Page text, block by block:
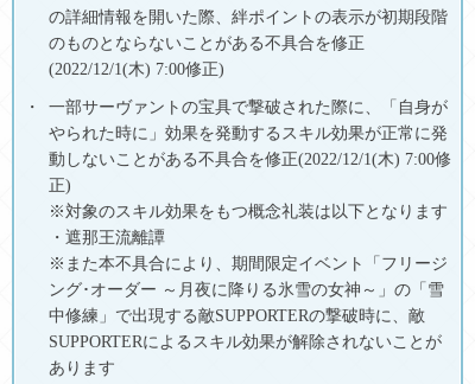
の詳細情報を開いた際、絆ポイントの表示が初期段階
のものとならないことがある不具合を修正
(2022/12/1(木) 7:00修正)
一部サーヴァントの宝具で撃破された際に、「自身が
やられた時に」効果を発動するスキル効果が正常に発
動しないことがある不具合を修正(2022/12/1(木) 7:00修
正)
※対象のスキル効果をもつ概念礼装は以下となります
・遮那王流離譚
※また本不具合により、期間限定イベント「フリージ
ング･オーダー ～月夜に降りる氷雪の女神～」の「雪
中修練」で出現する敵SUPPORTERの撃破時に、敵
SUPPORTERによるスキル効果が解除されないことが
あります